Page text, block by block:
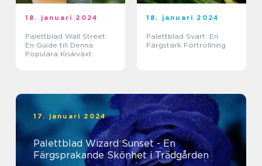
18. januari 2024
Palettblad Wall Street:
En Guide till Denna
Populära Krukväxt
18. januari 2024
Palettblad Svart: En
Färgstark Förtrollning
17. januari 2024
Palettblad Wizard Sunset - En
Färgsprakande Skönhet i Trädgården